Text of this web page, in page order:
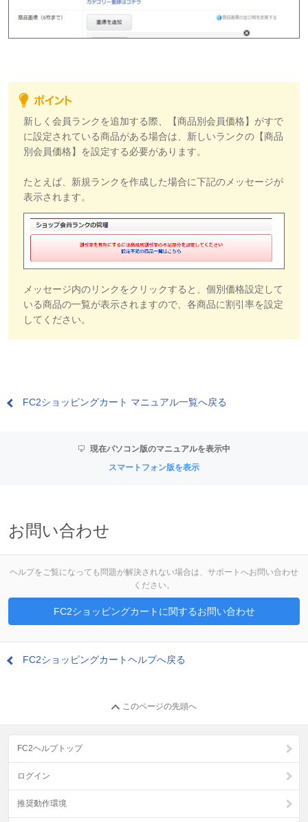
​新しく会員ランクを追加する際、【商品別会員価格】がすで
に設定されている商品がある場合は、新しいランクの【商品
別会員価格】を設定する必要があります。
たとえば、新規ランクを作成した場合に下記のメッセージが
表示されます。
メッセージ内のリンクをクリックすると、個別価格設定して
いる商品の一覧が表示されますので、各商品に割引率を設定
してください。
FC2ショッピングカート マニュアル一覧へ戻る
現在パソコン版のマニュアルを表示中
スマートフォン版を表示
お問い合わせ
ヘルプをご覧になっても問題が解決されない場合は、サポートへお問い合わせ
ください。
FC2ショッピングカートに関するお問い合わせ
FC2ショッピングカートヘルプへ戻る
このページの先頭へ
FC2ヘルプトップ
ログイン
推奨動作環境